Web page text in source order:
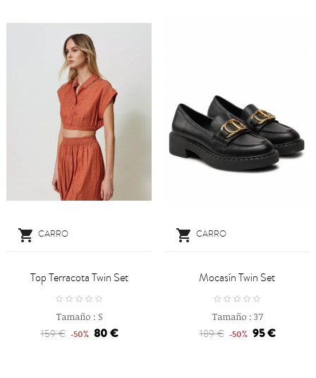
 CARRO
Top Terracota Twin Set
Tamaño : S
159 € -50% 80 €
 CARRO
Mocasín Twin Set
Tamaño : 37
189 € -50% 95 €